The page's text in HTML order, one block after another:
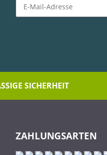
SICHERHEIT
ZAHLUNGSARTEN